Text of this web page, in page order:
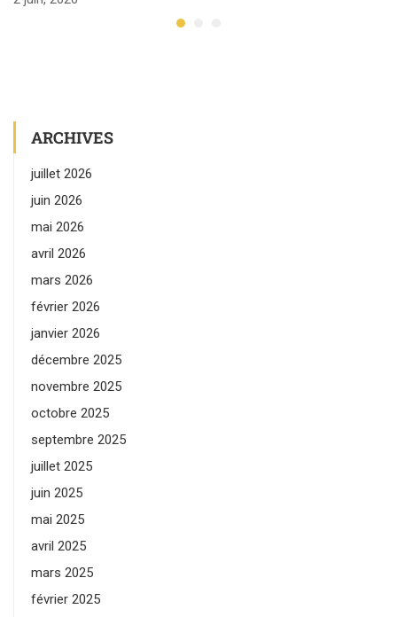
ARCHIVES
juillet 2026
juin 2026
mai 2026
avril 2026
mars 2026
février 2026
janvier 2026
décembre 2025
novembre 2025
octobre 2025
septembre 2025
juillet 2025
juin 2025
mai 2025
avril 2025
mars 2025
février 2025